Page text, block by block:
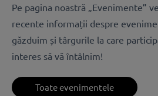
Pe pagina noastră „Evenimente”
recente informații despre
găzduim și târgurile la care
interes să vă întâlnim!
Toate evenimentele